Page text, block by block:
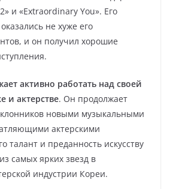
и «Extraordinary You». Его
не хуже его
и он получил хорошие
активно работать над своей
и актерстве. Он продолжает
новыми музыкальными
актерскими
талант и преданность искусству
самых ярких звезд в
индустрии Кореи.